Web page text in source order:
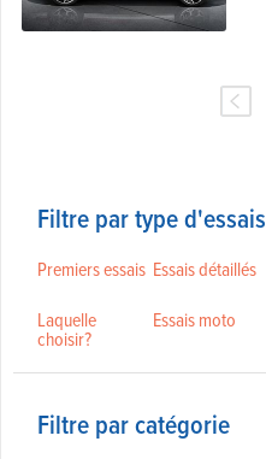
Filtre par type d'essais
Premiers essais Essais détaillés
Laquelle
choisir?
Essais moto
Filtre par catégorie